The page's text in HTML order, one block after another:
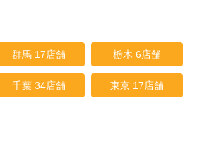
群馬 17店舗 栃木 6店舗
千葉 34店舗 東京 17店舗